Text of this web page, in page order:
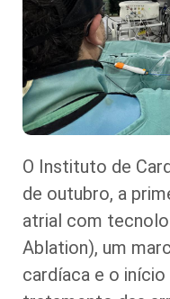
O Instituto de
de outubro, a
atrial com
Ablation), um
cardíaca e o início